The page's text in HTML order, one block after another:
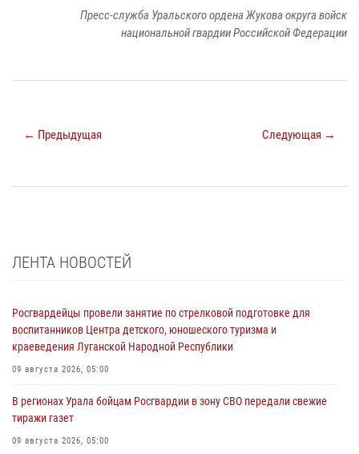
Пресс-служба Уральского ордена Жукова округа войск
национальной гвардии Российской Федерации
← Предыдущая Следующая →
ЛЕНТА НОВОСТЕЙ
Росгвардейцы провели занятие по стрелковой подготовке для
воспитанников Центра детского, юношеского туризма и
краеведения Луганской Народной Республики
09 августа 2026, 05:00
В регионах Урала бойцам Росгвардии в зону СВО передали свежие
тиражи газет
09 августа 2026, 05:00